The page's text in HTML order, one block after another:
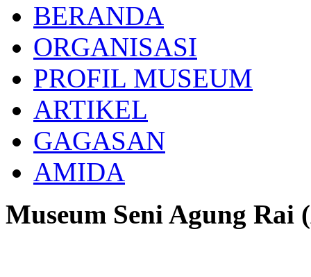
BERANDA
ORGANISASI
PROFIL MUSEUM
ARTIKEL
GAGASAN
AMIDA
Museum Seni Agung Rai